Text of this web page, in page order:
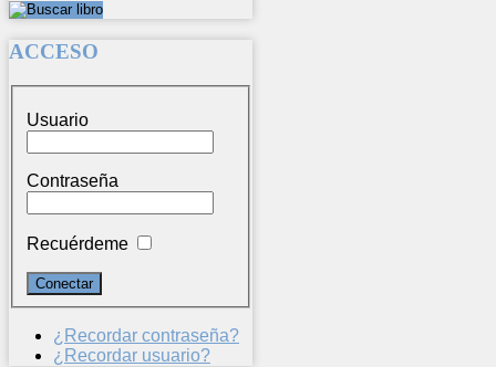
ACCESO
Usuario
Contraseña
Recuérdeme
¿Recordar contraseña?
¿Recordar usuario?